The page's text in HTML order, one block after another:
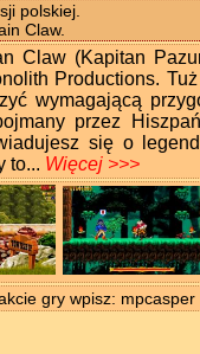
polskiej.
Claw.
Claw (Kapitan
Productions.
wymagającą
przez
się o
to... Więcej >>>
gry wpisz: